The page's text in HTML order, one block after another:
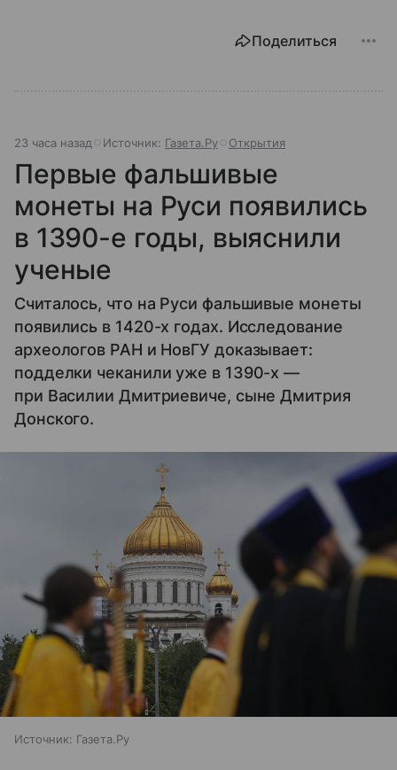
Поделиться
23 часа назад Источник: Газета.Ру Открытия
Первые фальшивые
монеты на Руси появились
в 1390-е годы, выяснили
ученые
Считалось, что на Руси фальшивые монеты
появились в 1420-х годах. Исследование
археологов РАН и НовГУ доказывает:
подделки чеканили уже в 1390-х —
при Василии Дмитриевиче, сыне Дмитрия
Донского.
Источник: Газета.Ру